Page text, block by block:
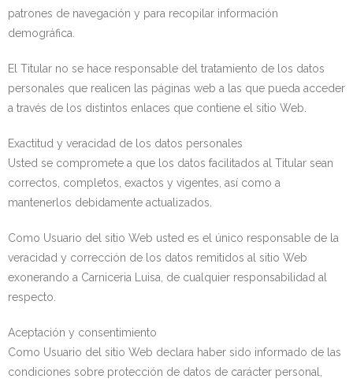
patrones de navegación y para recopilar información
demográfica.
El Titular no se hace responsable del tratamiento de los datos
personales que realicen las páginas web a las que pueda acceder
a través de los distintos enlaces que contiene el sitio Web.
Exactitud y veracidad de los datos personales
Usted se compromete a que los datos facilitados al Titular sean
correctos, completos, exactos y vigentes, así como a
mantenerlos debidamente actualizados.
Como Usuario del sitio Web usted es el único responsable de la
veracidad y corrección de los datos remitidos al sitio Web
exonerando a Carniceria Luisa, de cualquier responsabilidad al
respecto.
Aceptación y consentimiento
Como Usuario del sitio Web declara haber sido informado de las
condiciones sobre protección de datos de carácter personal,